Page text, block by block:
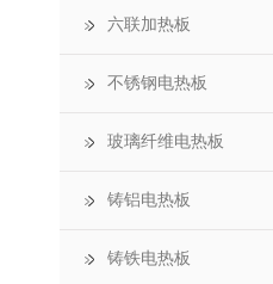
六联加热板
不锈钢电热板
玻璃纤维电热板
铸铝电热板
铸铁电热板